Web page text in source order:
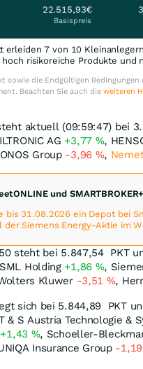
22.515,93€
Basispreis
erleiden 7 von 10
risikoreiche Produkte und
sowie die Endgültigen
Beachten Sie auch die weiteren
aktuell (09:59:47) bei
AG +3,77 %,
Group -3,96 %,
und
bis 31.08.2026 ein Depot bei
der Siemens Energy-Aktie im
steht bei 5.847,54 PKT
Holding +1,86 %,
Kluwer -3,51 %,
sich bei 5.844,89
PKT
& S Austria Technologie &
+1,43 %, Schoeller-
Insurance Group -1,19